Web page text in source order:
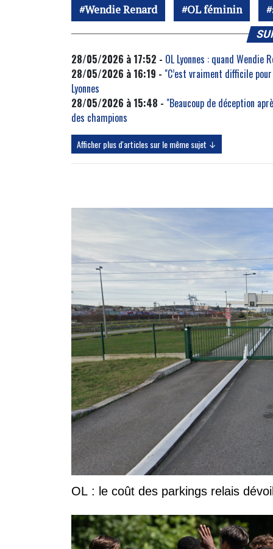
Wendie Renard OL féminin
28/05/2026 à 17:52 - OL Lyonnes : quand
28/05/2026 à 16:19 - "C’est vraiment difficile
Lyonnes
28/05/2026 à 15:48 - "Beaucoup de déception
des champions
Afficher plus d'articles sur le même sujet ↓
OL : le coût des parkings relais